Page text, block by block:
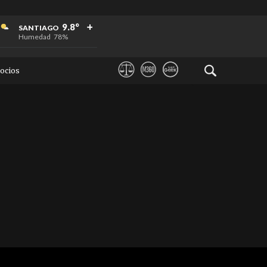
SANTIAGO 9.8°
Humedad 78%
+
+
+